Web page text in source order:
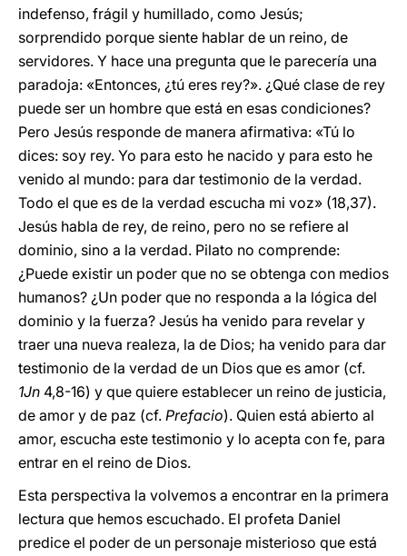
indefenso, frágil y humillado, como Jesús;
sorprendido porque siente hablar de un reino, de
servidores. Y hace una pregunta que le parecería una
paradoja: «Entonces, ¿tú eres rey?». ¿Qué clase de rey
puede ser un hombre que está en esas condiciones?
Pero Jesús responde de manera afirmativa: «Tú lo
dices: soy rey. Yo para esto he nacido y para esto he
venido al mundo: para dar testimonio de la verdad.
Todo el que es de la verdad escucha mi voz» (18,37).
Jesús habla de rey, de reino, pero no se refiere al
dominio, sino a la verdad. Pilato no comprende:
¿Puede existir un poder que no se obtenga con medios
humanos? ¿Un poder que no responda a la lógica del
dominio y la fuerza? Jesús ha venido para revelar y
traer una nueva realeza, la de Dios; ha venido para dar
testimonio de la verdad de un Dios que es amor (cf.
1Jn 4,8-16) y que quiere establecer un reino de justicia,
de amor y de paz (cf. Prefacio). Quien está abierto al
amor, escucha este testimonio y lo acepta con fe, para
entrar en el reino de Dios.
Esta perspectiva la volvemos a encontrar en la primera
lectura que hemos escuchado. El profeta Daniel
predice el poder de un personaje misterioso que está